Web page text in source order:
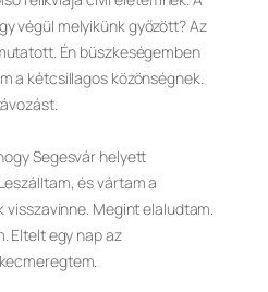
végül melyikünk győzött? Az
Én büszkeségemben
a kétcsillagos közönségnek.
Segesvár helyett
és vártam a
visszavinne. Megint elaludtam.
Eltelt egy nap az